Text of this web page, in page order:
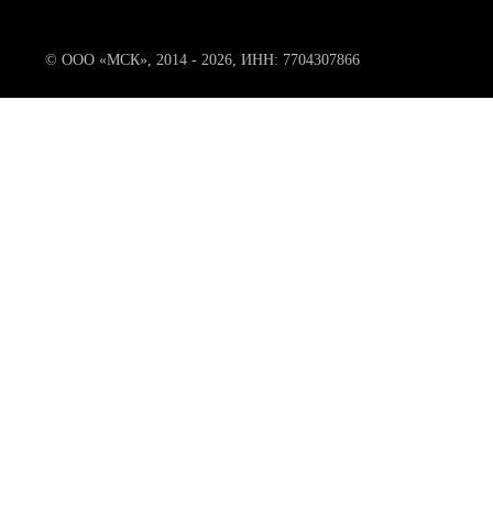
© ООО «МСК», 2014 - 2026, ИНН: 7704307866